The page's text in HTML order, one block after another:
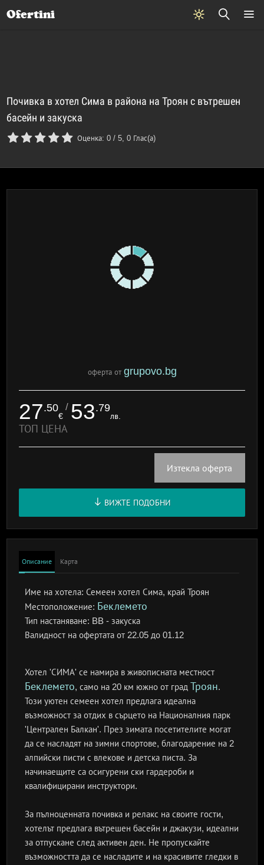
Ofertini
Почивка в хотел Сима в района на Троян с вътрешен
басейн и закуска
Оценка:0 /5,0 Глас(а)
оферта от grupovo.bg
27.50
€
/ 53.79
лв.
ТОП ЦЕНА
Изтекла оферта
ВИЖТЕ ПОДОБНИ
Описание Карта
Име на хотела:Семеен хотел Сима, край Троян
Местоположение: Беклемето
Тип настаняване: BB - закуска
Валидност на офертатаот 22.05 до 01.12
Хотел 'СИМА' се намира в живописната местност
Беклемето, само на 20 км южно от град Троян.
Този уютен семеен хотел предлага идеална
възможност за отдих в сърцето на Националния парк
'Централен Балкан'. През зимата посетителите могат
да се насладят на зимни спортове, благодарение на 2
алпийски писти с влекове и детска писта. За
начинаещите са осигурени ски гардероби и
квалифицирани инструктори.
За пълноценната почивка и релакс на своите гости,
хотелът предлага вътрешен басейн и джакузи, идеални
за отпускане след активен ден. Не пропускайте
възможността да се насладите и на красивите гледки в